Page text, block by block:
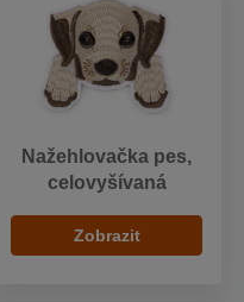
Nažehlovačka pes,
celovyšívaná
Zobrazit